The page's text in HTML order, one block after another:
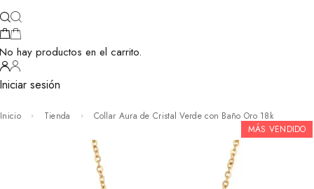
hay productos en el carrito.
sesión
Inicio Tienda
Collar Aura de Cristal Verde con Baño Oro 18k
MÁS VENDIDO